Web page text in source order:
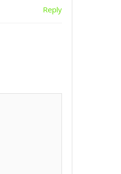
Reply